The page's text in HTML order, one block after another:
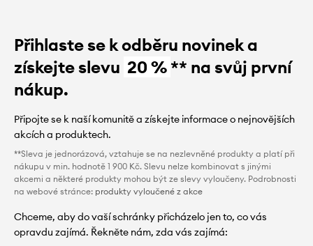
Přihlaste se k odběru novinek a
získejte slevu 20 %** na svůj první
nákup.
Připojte se k naší komunitě a získejte informace o nejnovějších
akcích a produktech.
**Sleva je jednorázová, vztahuje se na nezlevněné produkty a platí při
nákupu v min. hodnotě 1 900 Kč. Slevu nelze kombinovat s jinými
akcemi a některé produkty mohou být ze slevy vyloučeny. Podrobnosti
na webové stránce: produkty vyloučené z akce
Chceme, aby do vaší schránky přicházelo jen to, co vás
opravdu zajímá. Řekněte nám, zda vás zajímá: